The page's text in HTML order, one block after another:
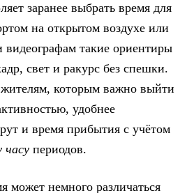
заранее выбрать время для
на открытом воздухе или
такие ориентиры
свет и ракурс без спешки.
которым важно выйти
удобнее
и время прибытия с учётом
часу периодов.
может немного различаться